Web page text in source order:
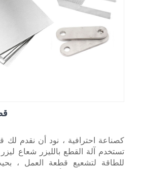
كصناعة احترافية ، نود أن نقدم لك
تستخدم آلة القطع بالليزر شعاع
للطاقة لتشعيع قطعة العمل ،